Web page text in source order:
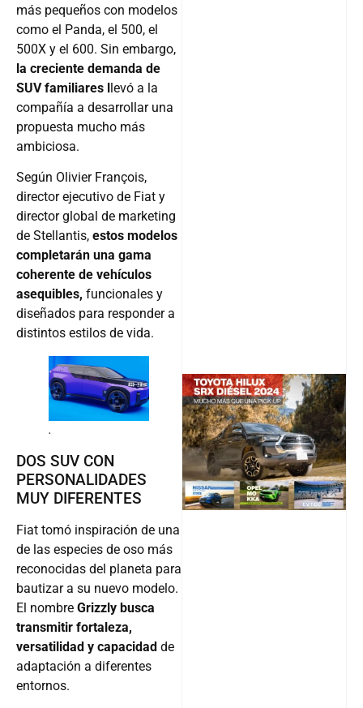
más pequeños con modelos
como el Panda, el 500, el
500X y el 600. Sin embargo,
la creciente demanda de
SUV familiares llevó a la
compañía a desarrollar una
propuesta mucho más
ambiciosa.
Según Olivier François,
director ejecutivo de Fiat y
director global de marketing
de Stellantis, estos modelos
completarán una gama
coherente de vehículos
asequibles, funcionales y
diseñados para responder a
distintos estilos de vida.
.
DOS SUV CON
PERSONALIDADES
MUY DIFERENTES
Fiat tomó inspiración de una
de las especies de oso más
reconocidas del planeta para
bautizar a su nuevo modelo.
El nombre Grizzly busca
transmitir fortaleza,
versatilidad y capacidad de
adaptación a diferentes
entornos.
Follow